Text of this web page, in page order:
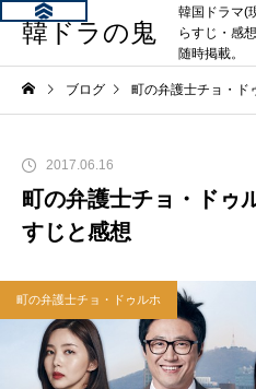
韓ドラの鬼
韓国ドラマ(
らすじ・感
随時掲載。
ブログ 町の弁護士チョ・ド
2017.06.16
町の弁護士チョ・ド
すじと感想
町の弁護士チョ・ドゥルホ